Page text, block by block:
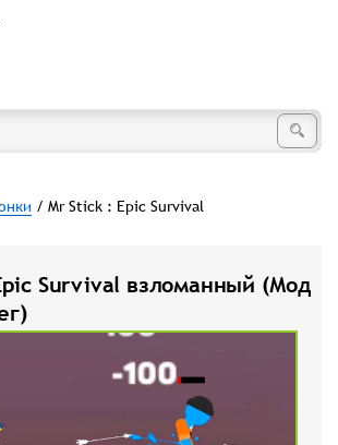
/ Mr Stick : Epic Survival
Survival взломанный (Мод